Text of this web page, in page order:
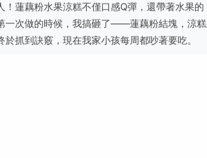
蓮藕粉水果涼糕不僅口感Q彈，還帶著水果的
一次做的時候，我搞砸了——蓮藕粉結塊，涼糕
抓到訣竅，現在我家小孩每周都吵著要吃。